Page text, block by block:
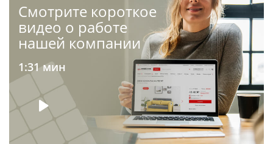
Cмотрите короткое
видео о работе
нашей компании
1:31 мин